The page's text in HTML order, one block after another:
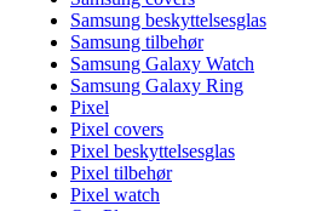
Samsung beskyttelsesglas
Samsung tilbehør
Samsung Galaxy Watch
Samsung Galaxy Ring
Pixel
Pixel covers
Pixel beskyttelsesglas
Pixel tilbehør
Pixel watch